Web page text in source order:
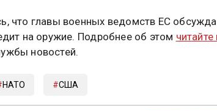
что главы военных ведомств ЕС
на оружие. Подробнее об этом
новостей.
НАТО США